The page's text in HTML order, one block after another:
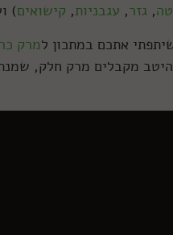
,גזר, עגבניות, קישואים)
אתכם במתכון למרק
היטב מקבלים מרק חלק,